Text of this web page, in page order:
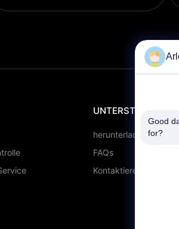
UNTERSTÜTZUNG
herunterladen
FAQs
Kontaktieren Sie uns
Good
for?